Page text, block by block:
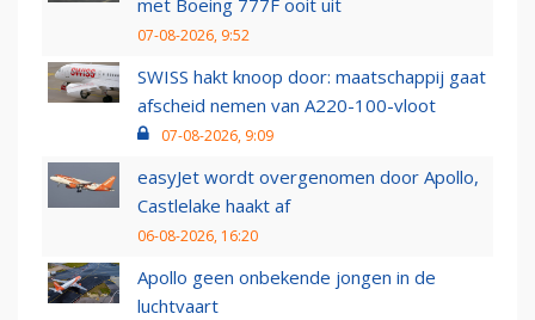
met Boeing 777F ooit uit
07-08-2026, 9:52
SWISS hakt knoop door: maatschappij gaat
afscheid nemen van A220-100-vloot
07-08-2026, 9:09
easyJet wordt overgenomen door Apollo,
Castlelake haakt af
06-08-2026, 16:20
Apollo geen onbekende jongen in de
luchtvaart